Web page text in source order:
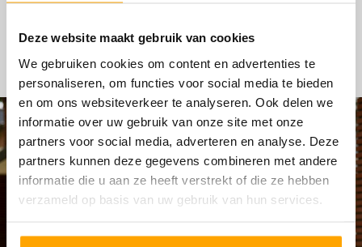
Deze website maakt gebruik van cookies
We gebruiken cookies om content en advertenties te
personaliseren, om functies voor social media te bieden
en om ons websiteverkeer te analyseren. Ook delen we
informatie over uw gebruik van onze site met onze
partners voor social media, adverteren en analyse. Deze
partners kunnen deze gegevens combineren met andere
informatie die u aan ze heeft verstrekt of die ze hebben
verzameld op basis van uw gebruik van hun services.